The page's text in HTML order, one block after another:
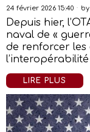
24 février 2026 15:40 by
Depuis hier,
naval de «
de renforcer les
LIRE PLUS